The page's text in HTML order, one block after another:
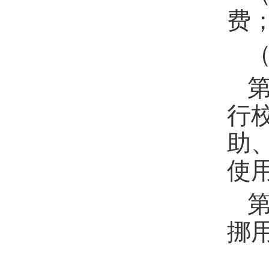
费
行
助
使
挪